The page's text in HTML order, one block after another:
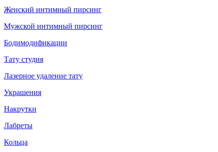
Женский интимный пирсинг
Мужской интимный пирсинг
Бодимодификации
Тату студия
Лазерное удаление тату
Украшения
Накрутки
Лабреты
Кольца